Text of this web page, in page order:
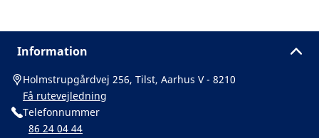
Information
Holmstrupgårdvej 256, Tilst, Aarhus V - 8210
Få rutevejledning
Telefonnummer
86 24 04 44